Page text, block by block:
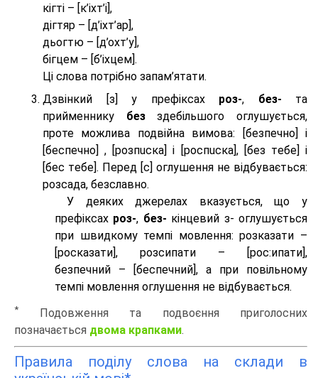
кігті – [к’іхт’і],
дігтяр – [д’іхт’ар],
дьогтю – [д’охт’у],
бігцем – [б’іхцем].
Ці слова потрібно запам’ятати.
Дзвінкий [з] у префіксах роз-, без- та
прийменнику безздебільшого оглушується,
проте можлива подвійна вимова: [безпeчно] і
[беспeчно] , [розпuска] і [роспuска], [без тeбе] і
[бес тeбе]. Перед [с] оглушення не відбувається:
розсада, безславно.
У деяких джерелах вказується, що у
префіксах роз-, без- кінцевий з- оглушується
при швидкому темпі мовлення: розказати –
[росказати], розсипати – [роc:ипати],
безпечний – [беспечний], а при повільному
темпі мовлення оглушення не відбувається.
*
Подовження та подвоєння приголосних
позначається двома крапками.
Правила поділу слова на склади в